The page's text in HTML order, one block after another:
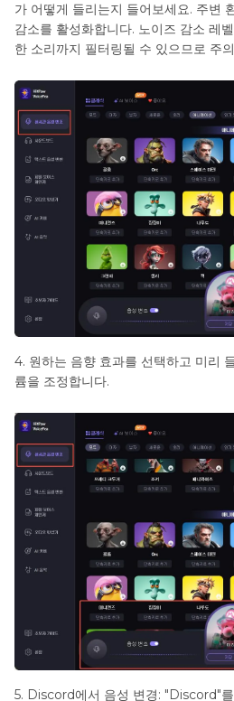
가 어떻게 들리는지 들어보세요. 주변
감소를 활성화합니다. 노이즈 감소 레
한 소리까지 필터링될 수 있으므로 주
4. 원하는 음향 효과를 선택하고 미리
륨을 조정합니다.
5. Discord에서 음성 변경: "Discord"